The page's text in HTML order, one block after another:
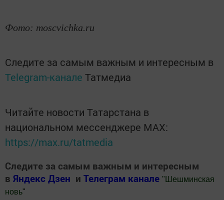
Фото: moscvichka.ru
Следите за самым важным и интересным в
Telegram-канале Татмедиа
Читайте новости Татарстана в
национальном мессенджере MАХ:
https://max.ru/tatmedia
Следите за самым важным и интересным
в Яндекс Дзен и Телеграм канале " Шешминская
новь"